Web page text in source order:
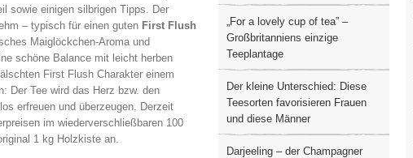
sowie einigen silbrigen Tipps. Der
– typisch für einen guten First Flush
Maiglöckchen-Aroma und
schöne Balance mit leicht herben
First Flush Charakter einem
Der Tee wird das Herz bzw. den
erfreuen und überzeugen. Derzeit
im wiederverschließbaren 100
1 kg Holzkiste an.
„For a lovely cup of tea” –
Großbritanniens einzige
Teeplantage
Der kleine Unterschied: Diese
Teesorten favorisieren Frauen
und diese Männer
Darjeeling – der Champagner